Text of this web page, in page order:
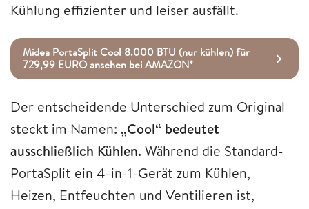
Kühlung effizienter und leiser ausfällt.
Midea PortaSplit Cool 8.000 BTU (nur kühlen) für
729,99 EURO ansehen bei AMAZON*
Der entscheidende Unterschied zum Original
steckt im Namen: „Cool“ bedeutet
ausschließlich Kühlen. Während die Standard-
PortaSplit ein 4-in-1-Gerät zum Kühlen,
Heizen, Entfeuchten und Ventilieren ist,